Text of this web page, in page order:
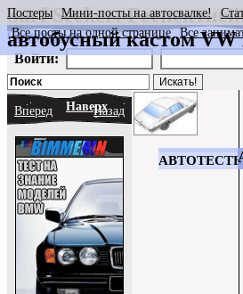
CrazyWheels
Постеры Мини-посты на автосвалке!
Все посты на одной странице
Все
Войти:
Вперед НаверхНазад
Surf Seeker:
автобусный кастом VW